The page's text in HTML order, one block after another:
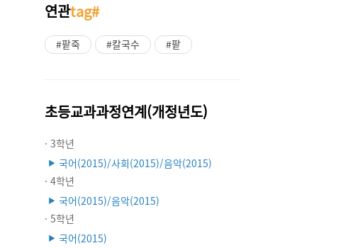
연관tag#
#팥죽 #칼국수 #팥
초등교과과정연계(개정년도)
· 3학년
▶ 국어(2015)/사회(2015)/음악(2015)
· 4학년
▶ 국어(2015)/음악(2015)
· 5학년
▶ 국어(2015)